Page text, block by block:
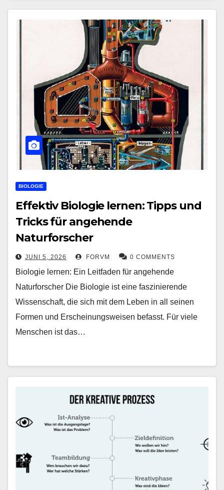
BIOLOGIE
Effektiv Biologie lernen: Tipps und
Tricks für angehende
Naturforscher
JUNI 5, 2026 FORVM 0 COMMENTS
Biologie lernen: Ein Leitfaden für angehende
Naturforscher Die Biologie ist eine faszinierende
Wissenschaft, die sich mit dem Leben in all seinen
Formen und Erscheinungsweisen befasst. Für viele
Menschen ist das…